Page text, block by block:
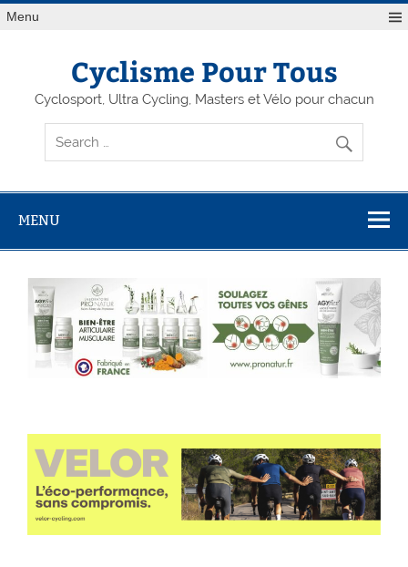
Menu
Cyclisme Pour Tous
Cyclosport, Ultra Cycling, Masters et Vélo pour chacun
MENU